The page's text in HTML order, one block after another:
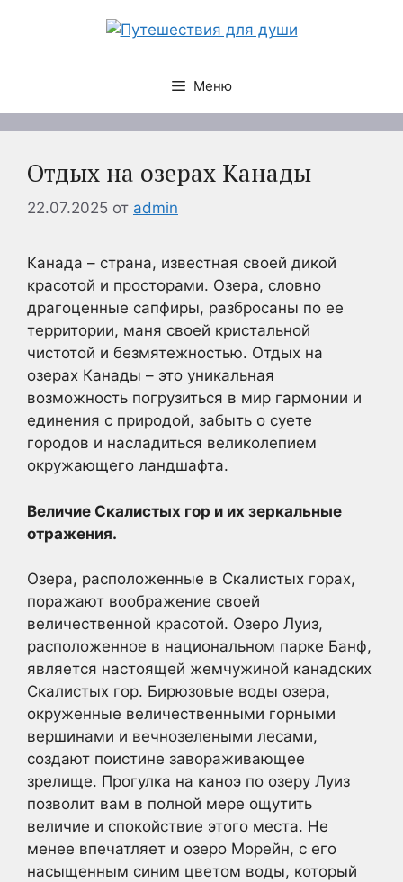
Меню
Отдых на озерах Канады
22.07.2025 от admin
Канада – страна, известная своей дикой
красотой и просторами. Озера, словно
драгоценные сапфиры, разбросаны по ее
территории, маня своей кристальной
чистотой и безмятежностью. Отдых на
озерах Канады – это уникальная
возможность погрузиться в мир гармонии и
единения с природой, забыть о суете
городов и насладиться великолепием
окружающего ландшафта.
Величие Скалистых гор и их зеркальные
отражения.
Озера, расположенные в Скалистых горах,
поражают воображение своей
величественной красотой. Озеро Луиз,
расположенное в национальном парке Банф,
является настоящей жемчужиной канадских
Скалистых гор. Бирюзовые воды озера,
окруженные величественными горными
вершинами и вечнозелеными лесами,
создают поистине завораживающее
зрелище. Прогулка на каноэ по озеру Луиз
позволит вам в полной мере ощутить
величие и спокойствие этого места. Не
менее впечатляет и озеро Морейн, с его
насыщенным синим цветом воды, который